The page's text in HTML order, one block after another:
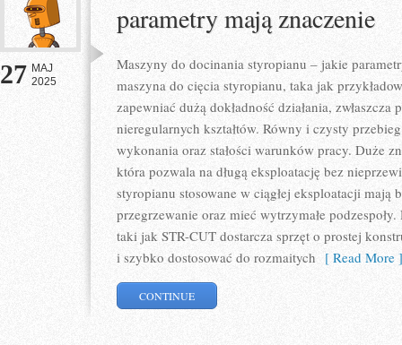
27 MAJ
2025
parametry mają znaczenie
Maszyny do docinania styropianu – jakie
maszyna do cięcia styropianu, taka jak
zapewniać dużą dokładność działania,
nieregularnych kształtów. Równy i czysty
wykonania oraz stałości warunków pracy. Duże
która pozwala na długą eksploatację bez
styropianu stosowane w ciągłej eksploatacji mają
przegrzewanie oraz mieć wytrzymałe
taki jak STR-CUT dostarcza sprzęt o prostej
i szybko dostosować do rozmaitych [ Read More ]
CONTINUE